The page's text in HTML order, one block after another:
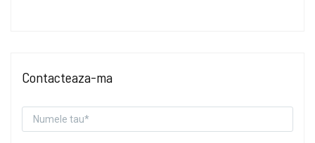
Contacteaza-ma